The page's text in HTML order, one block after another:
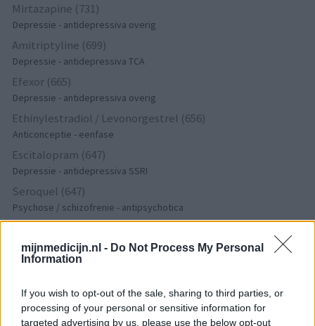
mijnmedicijn.nl - Do Not Process My Personal
Information
If you wish to opt-out of the sale, sharing to third parties, or
processing of your personal or sensitive information for
targeted advertising by us, please use the below opt-out
Mirtazapine (731)
Depressie - antidepressiva overig
Amitriptyline (699)
Depressie - antidepressiva TCA
Efexor (665)
Depressie - antidepressiva overig
Ethinylestradiol / Levonorgestrel (656)
Anticonceptie - eenfase
Escitalopram (647)
Depressie - antidepressiva SSRI
Seroquel (647)
Psychose / schizofrenie - antipsychotica
Antibiotica - penicillines breedspectrum
Wellbutrin XR (646)
Metformine (620)
Diabetes (suikerziekte) - orale middelen